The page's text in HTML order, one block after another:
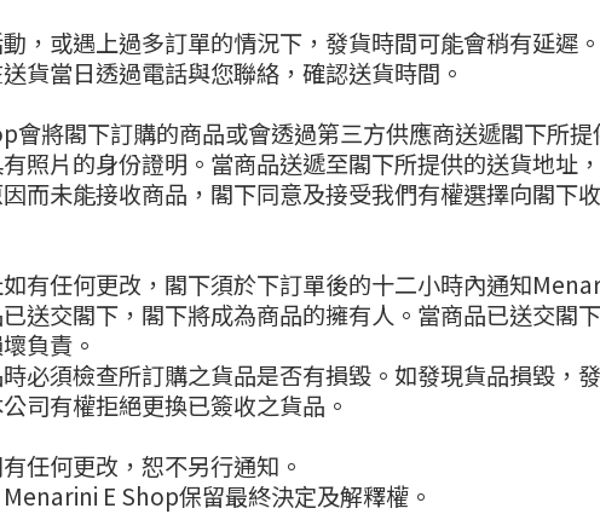
，或遇上過多訂單的情況下，發貨時間可能會稍有延遲
貨當日透過電話與您聯絡，確認送貨時間。
會將閣下訂購的商品或會透過第三方供應商送遞閣下所
照片的身份證明。當商品送遞至閣下所提供的送貨地址
而未能接收商品，閣下同意及接受我們有權選擇向閣下
有任何更改，閣下須於下訂單後的十二小時內通知
送交閣下，閣下將成為商品的擁有人。當商品已送交閣
負責。
必須檢查所訂購之貨品是否有損毀。如發現貨品損毀
司有權拒絕更換已簽收之貨品。
任何更改，恕不另行通知。
E Shop保留最終決定及解釋權。